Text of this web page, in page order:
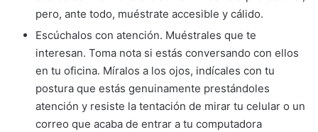
pero, ante todo, muéstrate accesible y cálido.
Escúchalos con atención. Muéstrales que te
interesan. Toma nota si estás conversando con ellos
en tu oficina. Míralos a los ojos, indícales con tu
postura que estás genuinamente prestándoles
atención y resiste la tentación de mirar tu celular o un
correo que acaba de entrar a tu computadora